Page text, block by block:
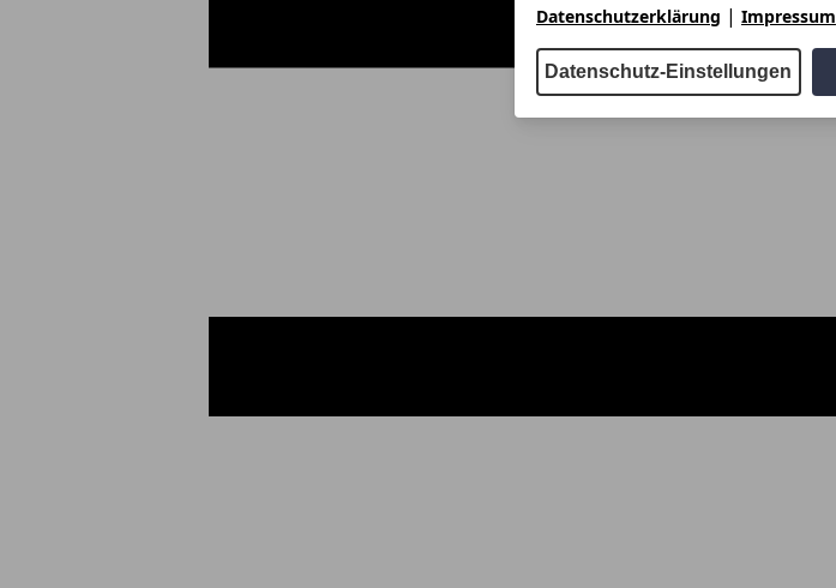
Datenschutzerklärung | Impressum
Datenschutz-Einstellungen